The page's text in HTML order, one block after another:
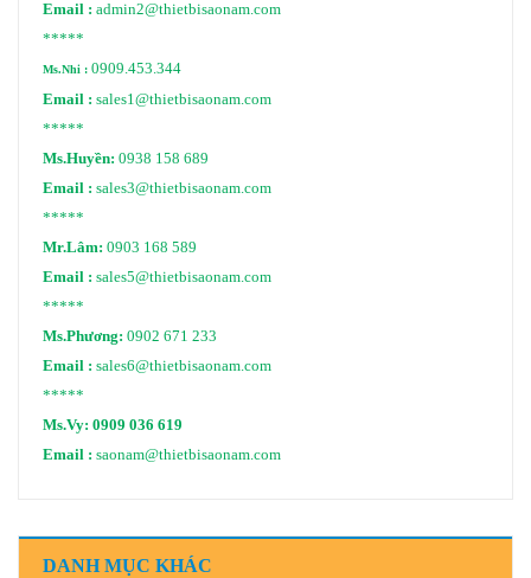
Email : admin2@thietbisaonam.com
*****
Ms.Nhi : 0909.453.344
Email : sales1@thietbisaonam.com
*****
Ms.Huyền: 0938 158 689
Email : sales3@thietbisaonam.com
*****
Mr.Lâm: 0903 168 589
Email : sales5@thietbisaonam.com
*****
Ms.Phương: 0902 671 233
Email : sales6@thietbisaonam.com
*****
Ms.Vy: 0909 036 619
Email : saonam@thietbisaonam.com
DANH MỤC KHÁC